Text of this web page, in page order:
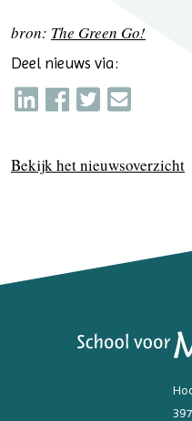
bron: The Green Go!
Deel nieuws via:
Bekijk het nieuwsoverzicht